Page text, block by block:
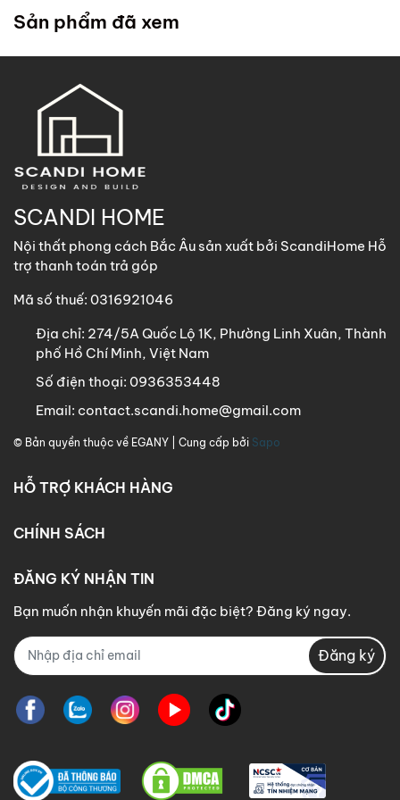
trong chính sách
nhà quý khách để hỗ trợ lắp đặt.
ScandiHomehỗ trợ vận chuyển
thước dưới 1m8 với chi phí vận chuyển khách hàng chịu
trách nhiệm toàn bộ qua các phương thức: Gửi nhà xe,
GHN, Viettel Post, Nhất Tín,…
khách hàng vui lòng nhắn tin cho ScandiHome để được hỗ
trợ nếu cần thiết.
Sản phẩm đã xem
SCANDI HOME
Nội thất phong cách Bắc Âu sản xuất bởi ScandiHome Hỗ
trợ thanh toán trả góp
Mã số thuế: 0316921046
Địa chỉ: 274/5A Quốc Lộ 1K, Phường Linh Xuân, Thành
phố Hồ Chí Minh, Việt Nam
Số điện thoại: 0936353448
Email: contact.scandi.home@gmail.com
© Bản quyền thuộc về EGANY | Cung cấp bởi Sapo
HỖ TRỢ KHÁCH HÀNG
CHÍNH SÁCH
ĐĂNG KÝ NHẬN TIN
Bạn muốn nhận khuyến mãi đặc biệt? Đăng ký ngay.
Đăng ký